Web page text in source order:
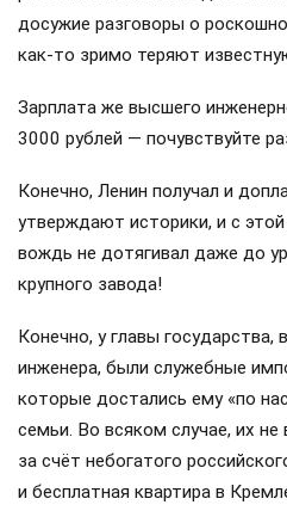
досужие разговоры о
как-то зримо теряют
Зарплата же высшего
3000 рублей — почувствуйте
Конечно, Ленин получал и
утверждают историки, и с
вождь не дотягивал даже до
крупного завода!
Конечно, у главы государства,
инженера, были служебные
которые достались ему «по
семьи. Во всяком случае, их
за счёт небогатого
и бесплатная квартира в